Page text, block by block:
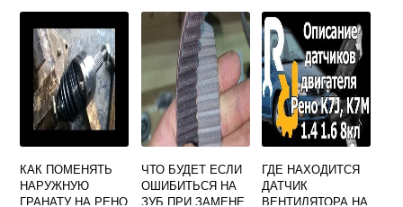
КАК ПОМЕНЯТЬ
НАРУЖНУЮ
ГРАНАТУ НА РЕНО
ЧТО БУДЕТ ЕСЛИ
ОШИБИТЬСЯ НА
ЗУБ ПРИ ЗАМЕНЕ
ГДЕ НАХОДИТСЯ
ДАТЧИК
ВЕНТИЛЯТОРА НА